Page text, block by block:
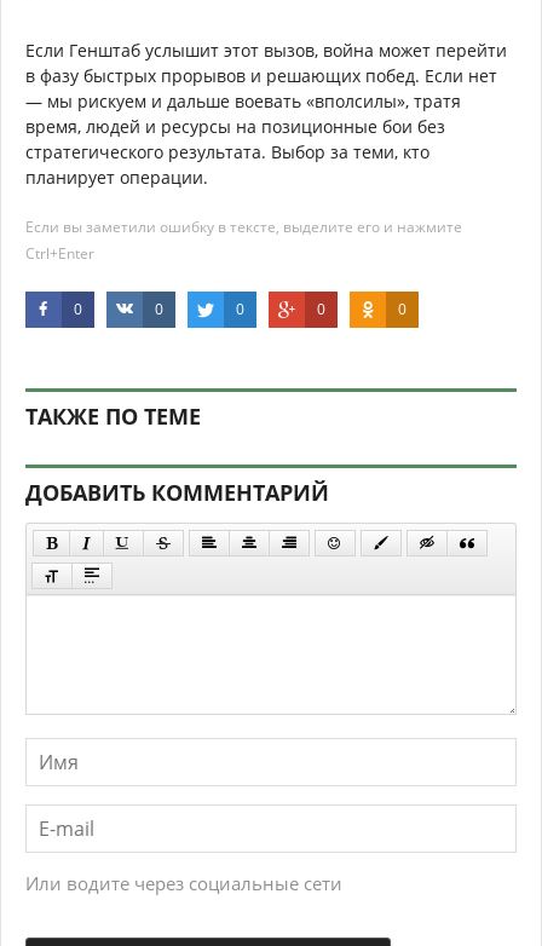
Если Генштаб услышит этот вызов, война может перейти
в фазу быстрых прорывов и решающих побед. Если нет
— мы рискуем и дальше воевать «вполсилы», тратя
время, людей и ресурсы на позиционные бои без
стратегического результата. Выбор за теми, кто
планирует операции.
Если вы заметили ошибку в тексте, выделите его и нажмите
Ctrl+Enter
0 0 0 0 0
ТАКЖЕ ПО ТЕМЕ
ДОБАВИТЬ КОММЕНТАРИЙ
Или водите через социальные сети